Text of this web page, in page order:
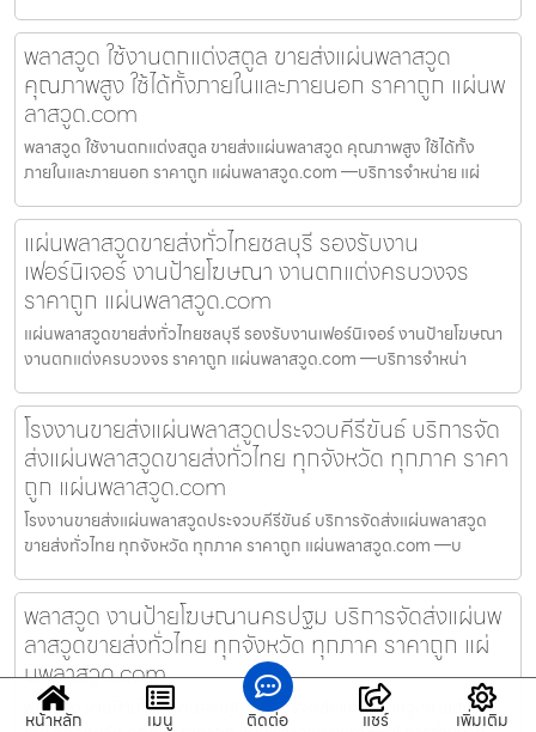
พลาสวูด ใช้งานตกแต่งสตูล ขายส่งแผ่นพลาสวูด
คุณภาพสูง ใช้ได้ทั้งภายในและภายนอก ราคาถูก แผ่นพ
ลาสวูด.com
พลาสวูด ใช้งานตกแต่งสตูล ขายส่งแผ่นพลาสวูด คุณภาพสูง ใช้ได้ทั้ง
ภายในและภายนอก ราคาถูก แผ่นพลาสวูด.com —บริการจำหน่าย แผ่
แผ่นพลาสวูดขายส่งทั่วไทยชลบุรี รองรับงาน
เฟอร์นิเจอร์ งานป้ายโฆษณา งานตกแต่งครบวงจร
ราคาถูก แผ่นพลาสวูด.com
แผ่นพลาสวูดขายส่งทั่วไทยชลบุรี รองรับงานเฟอร์นิเจอร์ งานป้ายโฆษณา
งานตกแต่งครบวงจร ราคาถูก แผ่นพลาสวูด.com —บริการจำหน่า
โรงงานขายส่งแผ่นพลาสวูดประจวบคีรีขันธ์ บริการจัด
ส่งแผ่นพลาสวูดขายส่งทั่วไทย ทุกจังหวัด ทุกภาค ราคา
ถูก แผ่นพลาสวูด.com
โรงงานขายส่งแผ่นพลาสวูดประจวบคีรีขันธ์ บริการจัดส่งแผ่นพลาสวูด
ขายส่งทั่วไทย ทุกจังหวัด ทุกภาค ราคาถูก แผ่นพลาสวูด.com —บ
พลาสวูด งานป้ายโฆษณานครปฐม บริการจัดส่งแผ่นพ
ลาสวูดขายส่งทั่วไทย ทุกจังหวัด ทุกภาค ราคาถูก แผ่
นพลาสวูด.com
พลาสวูด งานป้ายโฆษณานครปฐม บริการจัดส่งแผ่นพลาสวูดขายส่งทั่ว
หน้าหลัก เมนู ติดต่อ แชร์ เพิ่มเติม